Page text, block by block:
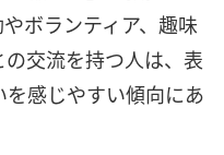
ボランティア、趣味
交流を持つ人は、表
感じやすい傾向にあ